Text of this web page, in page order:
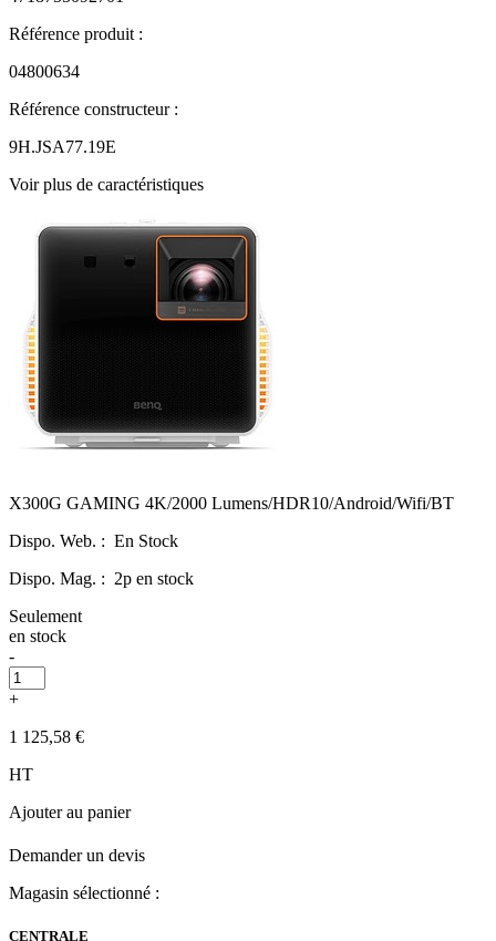
Référence produit :
04800634
Référence constructeur :
9H.JSA77.19E
Voir plus de caractéristiques
X300G GAMING 4K/2000 Lumens/HDR10/Android/Wifi/BT
Dispo. Web. : En Stock
Dispo. Mag. : 2p en stock
Seulement
en stock
-
+
1 125,58 €
HT
Ajouter au panier
Demander un devis
Magasin sélectionné :
CENTRALE